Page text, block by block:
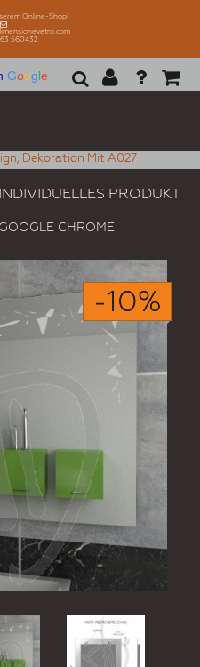
Online-Shop!
560432
Google
Dekoration Mit A027
PRODUKT
CHROME
-10%